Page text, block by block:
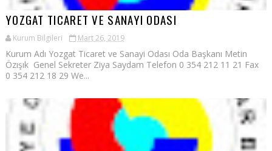
YOZGAT TICARET VE SANAYI ODASI
Kurum Bilgileri Mart 26, 2019
Kurum Adı Yozgat Ticaret ve Sanayi Odası Oda Başkanı Metin
Özışık Genel Sekreter Ziya Saydam Telefon 0 354 212 11 21 Fax
0 354 212 18 29 We...